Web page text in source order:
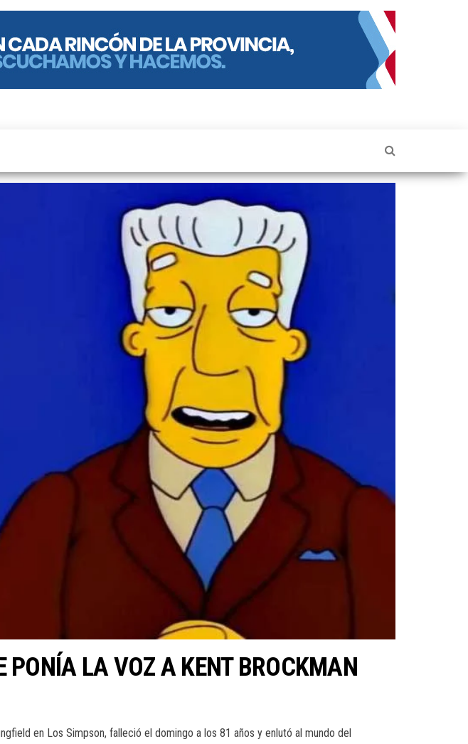
PONÍA LA VOZ A KENT BROCKMAN
en Los Simpson, falleció el domingo a los 81 años y enlutó al mundo del